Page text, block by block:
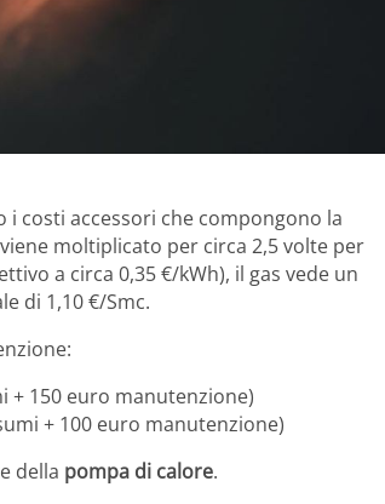
costi accessori che compongono la
moltiplicato per circa 2,5 volte per
a circa 0,35 €/kWh), il gas vede un
di 1,10 €/Smc.
+ 150 euro manutenzione)
+ 100 euro manutenzione)
della pompa di calore.